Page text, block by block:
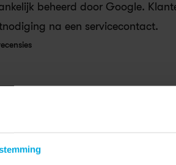
beheerd door Google.
na een servicecontact.
reviews in de Apple App Store
van beide platforms.